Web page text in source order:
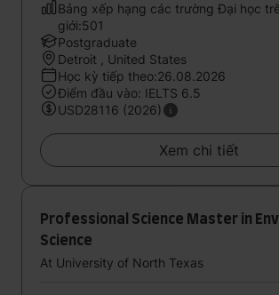
Bảng xếp hạng các trường Đại học
giới:501
Postgraduate
Detroit , United States
Học kỳ tiếp theo:26.08.2026
Điểm đầu vào: IELTS 6.5
USD28116 (2026)
Xem chi tiết
Professional Science Master in
Science
At University of North Texas